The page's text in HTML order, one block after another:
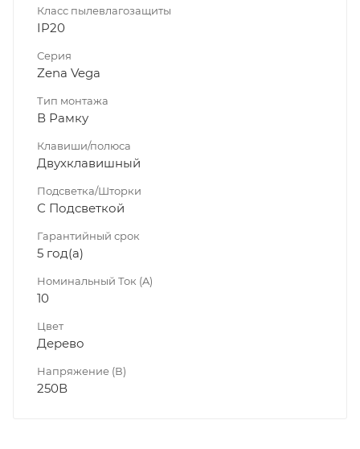
Класс пылевлагозащиты
IP20
Серия
Zena Vega
Тип монтажа
В Рамку
Клавиши/полюса
Двухклавишный
Подсветка/Шторки
С Подсветкой
Гарантийный срок
5 год(а)
Номинальный Ток (A)
10
Цвет
Дерево
Напряжение (В)
250В